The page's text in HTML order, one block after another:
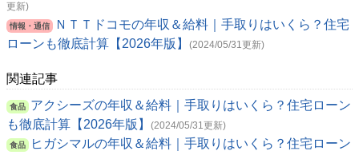
更新)
情報・通信
ＮＴＴドコモの年収＆給料｜手取りはいくら？住宅
ローンも徹底計算【2026年版】
(2024/05/31更新)
関連記事
食品
アクシーズの年収＆給料｜手取りはいくら？住宅ローン
も徹底計算【2026年版】
(2024/05/31更新)
食品
ヒガシマルの年収＆給料｜手取りはいくら？住宅ローン